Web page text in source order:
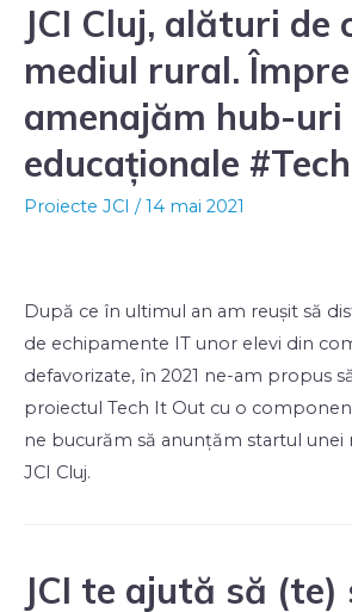
JCI Cluj, alături de
mediul rural.
amenajăm hub-uri
educaționale
Proiecte JCI /14 mai 2021
După ce în ultimul an am reușit să
de echipamente IT unor elevi din
defavorizate, în 2021 ne-am propus
proiectul Tech It Out cu o
ne bucurăm să anunțăm startul unei
JCI Cluj.
JCI te ajută să (te)